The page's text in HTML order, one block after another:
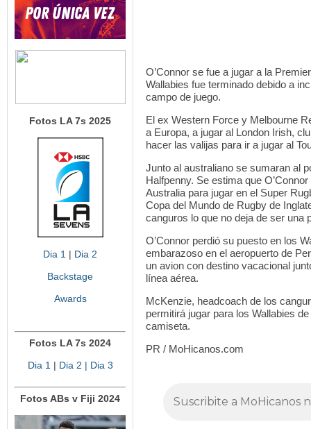
Fotos LA 7s 2025
Dia 1 | Dia 2
Backstage
Awards
Fotos LA 7s 2024
Dia 1 | Dia 2 | Dia 3
Fotos ABs v Fiji 2024
O’Connor se fue a jugar a la
Wallabies fue terminado debido a
campo de juego.
El ex Western Force y Melbourne
a Europa, a jugar al London Irish,
hacer las valijas para ir a jugar al
Junto al australiano se sumaran al
Halfpenny. Se estima que
Australia para jugar en el Super
Copa del Mundo de Rugby de
canguros lo que no deja de ser una
O’Connor perdió su puesto en los
embarazoso en el aeropuerto de
un avion con destino vacacional
línea aérea.
McKenzie, headcoach de los
permitirá jugar para los Wallabies
camiseta.
PR / MoHicanos.com